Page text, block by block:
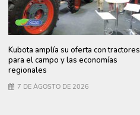
Kubota amplía su oferta con tractores
para el campo y las economías
regionales
7 DE AGOSTO DE 2026